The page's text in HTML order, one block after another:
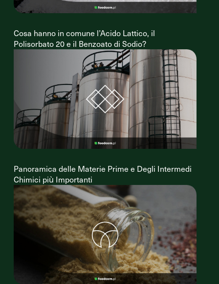
Cosa hanno in comune l’Acido Lattico, il
Polisorbato 20 e il Benzoato di Sodio?
Panoramica delle Materie Prime e Degli Intermedi
Chimici più Importanti